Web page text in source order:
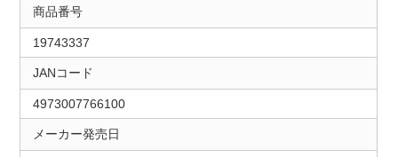
商品番号
19743337
JANコード
4973007766100
メーカー発売日